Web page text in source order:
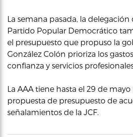
La semana pasada, la
Partido Popular Democrático
el presupuesto que propuso la
González Colón prioriza los
confianza y servicios
La AAA tiene hasta el 29 de mayo
propuesta de presupuesto de
señalamientos de la JCF.